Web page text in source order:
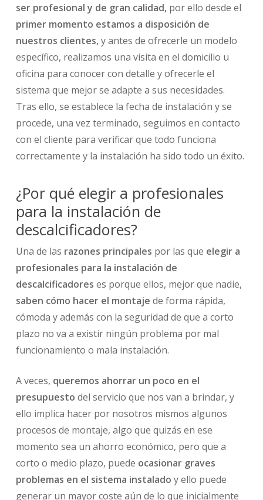
ser profesional y de gran calidad,por ello desde el
primer momento estamos a disposición de
nuestros clientes,y antes de ofrecerle un modelo
específico, realizamos una visita en el domicilio u
oficina para conocer con detalle y ofrecerle el
sistema que mejor se adapte a sus necesidades.
Tras ello, se establece la fecha de instalación y se
procede, una vez terminado, seguimos en contacto
con el cliente para verificar que todo funciona
correctamente y la instalación ha sido todo un éxito.
¿Por qué elegir a profesionales
para la instalación de
descalcificadores?
Una de las razones principales por las que elegir a
profesionales para la instalación de
descalcificadores es porque ellos, mejor que nadie,
saben cómo hacer el montaje de forma rápida,
cómoda y además con la seguridad de que a corto
plazo no va a existir ningún problema por mal
funcionamiento o mala instalación.
A veces, queremos ahorrar un poco en el
presupuesto del servicio que nos van a brindar, y
ello implica hacer por nosotros mismos algunos
procesos de montaje, algo que quizás en ese
momento sea un ahorro económico, pero que a
corto o medio plazo, puede ocasionar graves
problemas en el sistema instalado y ello puede
generar un mayor coste aún de lo que inicialmente